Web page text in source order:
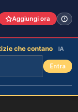
Aggiungi ora
che contano IA
Entra